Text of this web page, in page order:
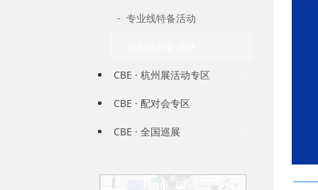
- 专业线特备活动
CBE · 杭州展活动专区
CBE · 配对会专区
CBE · 全国巡展